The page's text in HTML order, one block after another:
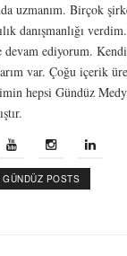
uzmanım. Birçok
danışmanlığı
devam ediyorum.
var. Çoğu içerik
hepsi Gündüz
POSTS